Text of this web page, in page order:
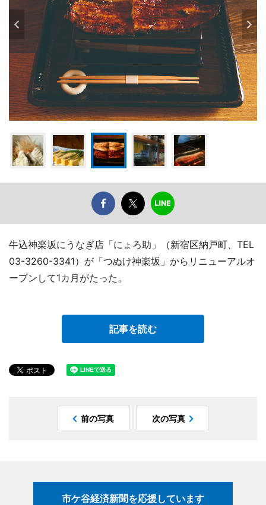
牛込神楽坂にうなぎ店「にょろ助」（新宿区納戸町、TEL
03-3260-3341）が「つぬけ神楽坂」からリニューアルオ
ープンして1カ月がたった。
記事を読む
前の写真 次の写真
市ケ谷経済新聞を応援しています